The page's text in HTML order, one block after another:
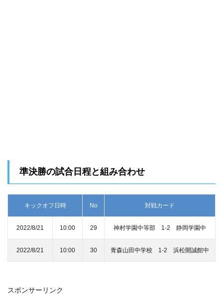
準決勝の試合日程と組み合わせ
キックオフ日時 No 対戦カード
2022/8/21 10:00 29 神村学園中等部 1-2 静岡学園中
2022/8/21 10:00 30 青森山田中学校 1-2 浜松開誠館中
スポンサーリンク